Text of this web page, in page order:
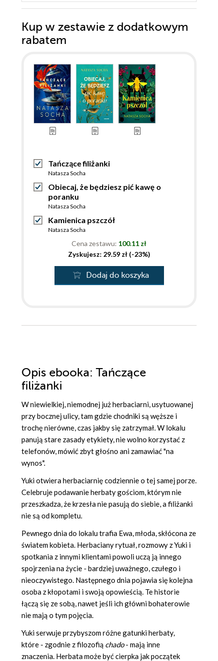
Kup w zestawie z dodatkowym
rabatem
Tańczące filiżanki
Natasza Socha
Obiecaj, że będziesz pić kawę o
poranku
Natasza Socha
Kamienica pszczół
Natasza Socha
Cena zestawu: 100.11 zł
Zyskujesz: 29.59 zł (-23%)
Dodaj do koszyka
Opis ebooka: Tańczące
filiżanki
W niewielkiej, niemodnej już herbaciarni, usytuowanej
przy bocznej ulicy, tam gdzie chodniki są węższe i
trochę nierówne, czas jakby się zatrzymał. W lokalu
panują stare zasady etykiety, nie wolno korzystać z
telefonów, mówić zbyt głośno ani zamawiać "na
wynos".
Yuki otwiera herbaciarnię codziennie o tej samej porze.
Celebruje podawanie herbaty gościom, którym nie
przeszkadza, że krzesła nie pasują do siebie, a filiżanki
nie są od kompletu.
Pewnego dnia do lokalu trafia Ewa, młoda, skłócona ze
światem kobieta. Herbaciany rytuał, rozmowy z Yuki i
spotkania z innymi klientami powoli uczą ją innego
spojrzenia na życie - bardziej uważnego, czułego i
nieoczywistego. Następnego dnia pojawia się kolejna
osoba z kłopotami i swoją opowieścią. Te historie
łączą się ze sobą, nawet jeśli ich główni bohaterowie
nie mają o tym pojęcia.
Yuki serwuje przybyszom różne gatunki herbaty,
które - zgodnie z filozofią chado- mają inne
znaczenia. Herbata może być cierpka jak początek